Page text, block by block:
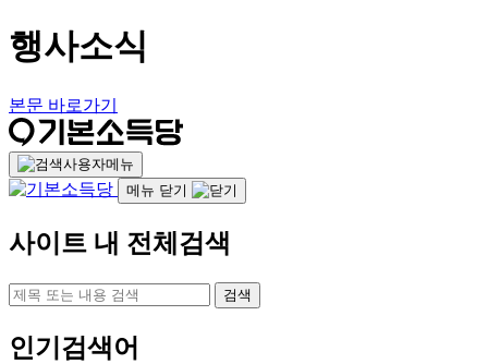
행사소식
본문 바로가기
사용자메뉴
메뉴 닫기
사이트 내 전체검색
검색
인기검색어